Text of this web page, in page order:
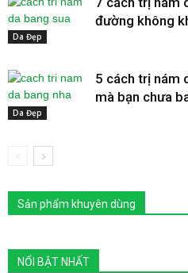
Da Đẹp
đường không
Da Đẹp
5 cách trị nám
mà bạn chưa
Sản phẩm khuyên dùng
NỔI BẬT NHẤT